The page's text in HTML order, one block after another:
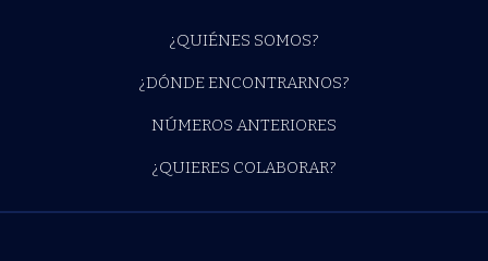
¿QUIÉNES SOMOS?
¿DÓNDE ENCONTRARNOS?
NÚMEROS ANTERIORES
¿QUIERES COLABORAR?